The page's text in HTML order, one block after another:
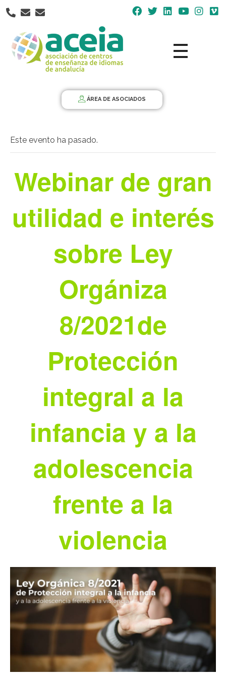
Nota:
este
web
incluye
ÁREA DE ASOCIADOS
Este evento ha pasado.
Webinar de gran
utilidad e interés
sobre Ley
Orgániza
8/2021de
Protección
integral a la
infancia y a la
adolescencia
frente a la
violencia